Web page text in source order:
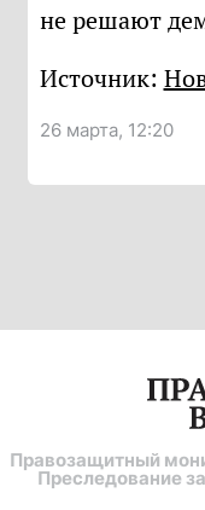
не решают
Источник:
26 марта, 12:20
Правозащитный
Преследование